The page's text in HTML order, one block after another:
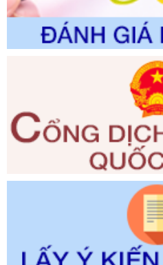
Ngày ban hành: 29/12/2026
Số kí hiệu:3014/QĐ-UBND
Tên: Quyết định về việc công
chính ban hành mới, sửa đổi
đầu tư, lĩnh vực đấu thầu lựa
quyền giải quyết của Sở Tài
Ngày ban hành: 23/09/2026
Số kí hiệu:292/2026/NĐ-CP
Tên: Nghị định số 292/2026/
định chi tiết một số điều và
dẫn thi hành Luật Quản lý
Ngày ban hành: 21/07/2026
292/2026/NĐ-CP
Tên: Nghị định số 292/2026/
định chi tiết một số điều và
dẫn thi hành Luật Quản lý ngoại